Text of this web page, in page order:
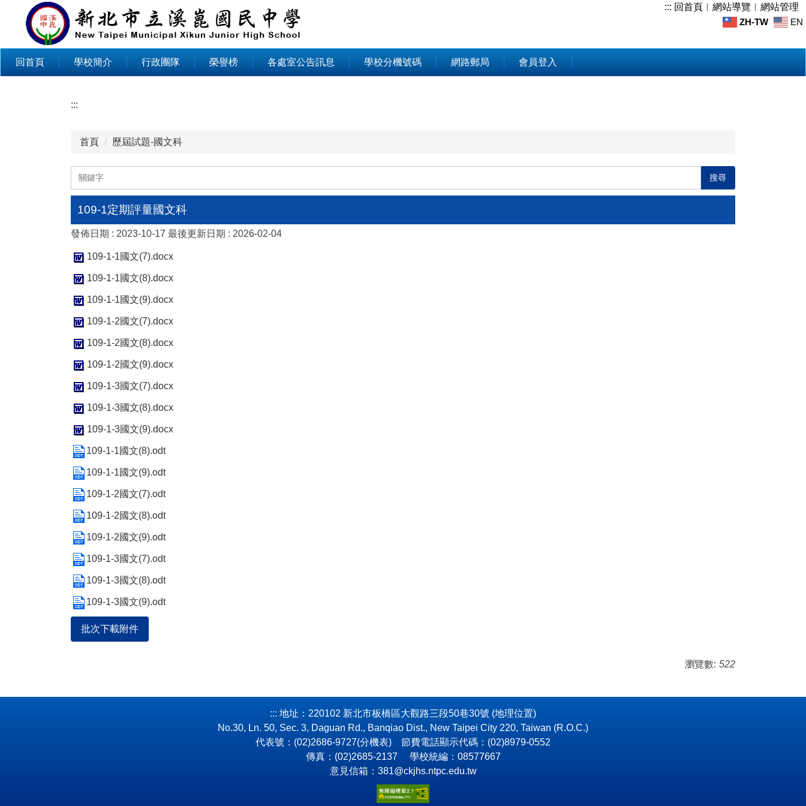
::: 回首頁 ︱ 網站導覽 ︱ 網站管理
ZH-TW
EN
回首頁 學校簡介 行政團隊 榮譽榜 各處室公告訊息 學校分機號碼 網路郵局 會員登入
:::
首頁 歷屆試題-國文科
搜尋
109-1定期評量國文科
發佈日期 : 2023-10-17 最後更新日期 : 2026-02-04
109-1-1國文(7).docx
109-1-1國文(8).docx
109-1-1國文(9).docx
109-1-2國文(7).docx
109-1-2國文(8).docx
109-1-2國文(9).docx
109-1-3國文(7).docx
109-1-3國文(8).docx
109-1-3國文(9).docx
109-1-1國文(8).odt
109-1-1國文(9).odt
109-1-2國文(7).odt
109-1-2國文(8).odt
109-1-2國文(9).odt
109-1-3國文(7).odt
109-1-3國文(8).odt
109-1-3國文(9).odt
批次下載附件
瀏覽數: 522
::: 地址：220102 新北市板橋區大觀路三段50巷30號 (地理位置)
No.30, Ln. 50, Sec. 3, Daguan Rd., Banqiao Dist., New Taipei City 220, Taiwan (R.O.C.)
代表號：(02)2686-9727(分機表) 節費電話顯示代碼：(02)8979-0552
傳真：(02)2685-2137 學校統編：08577667
意見信箱：381@ckjhs.ntpc.edu.tw